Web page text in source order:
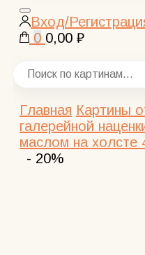
Закрыть
поиск
Вход/
0 0,00 ₽
Главная Картины
галерейной
маслом на холсте
- 20%